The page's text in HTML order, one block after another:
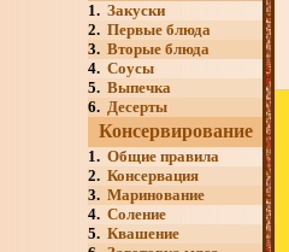
1. Закуски
2. Первые блюда
3. Вторые блюда
4. Соусы
5. Выпечка
6. Десерты
Консервирование
1. Общие правила
2. Консервация
3. Маринование
4. Соление
5. Квашение